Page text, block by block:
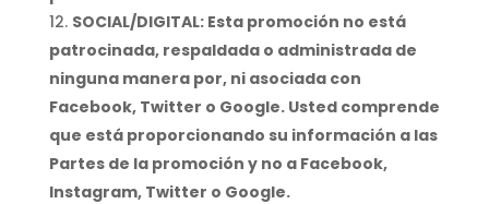
SOCIAL/DIGITAL: Esta promoción no está
patrocinada, respaldada o administrada de
ninguna manera por, ni asociada con
Facebook, Twitter o Google. Usted comprende
que está proporcionando su información a las
Partes de la promoción y no a Facebook,
Instagram, Twitter o Google.